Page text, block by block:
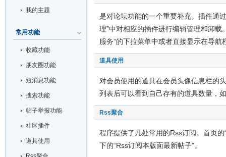
我的主题
常用功能
收藏功能
朋友圈功能
短消息功能
搜索功能
帖子举报功能
社区插件
道具使用
是对论坛功能的一个重要补充。插件通
理”中对相应的插件进行编辑管理和卸
服务”的下拉菜单中或者直接显示在导航
道具使用
对会员使用的道具在会员头像信息栏的
列表后可以看到自己存有的道具数量，
Rss聚合
程序提供了几处常用的Rss订阅。首页
下的“Rss订阅本版面最新帖子”。